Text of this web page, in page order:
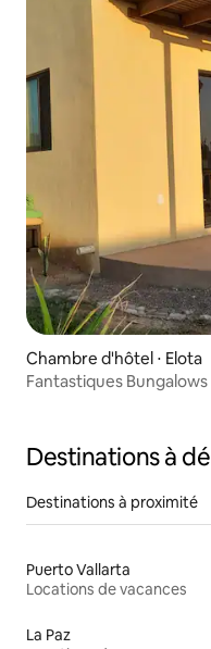
Chambre d'hôtel ⋅ Elota
Fantastiques
Destinations à
Destinations à proximité
Puerto Vallarta
Locations de vacances
La Paz